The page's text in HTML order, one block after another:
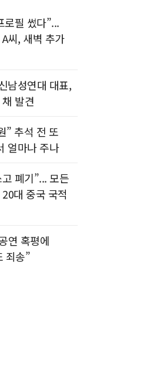
로필 썼다”...
씨, 새벽 추가
남성연대 대표,
발견
” 추석 전 또
얼마나 주나
폐기”... 모든
대 중국 국적
연 혹평에
죄송”